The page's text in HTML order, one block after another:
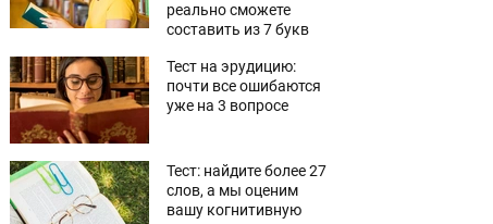
реально сможете
составить из 7 букв
Тест на эрудицию:
почти все ошибаются
уже на 3 вопросе
Тест: найдите более 27
слов, а мы оценим
вашу когнитивную